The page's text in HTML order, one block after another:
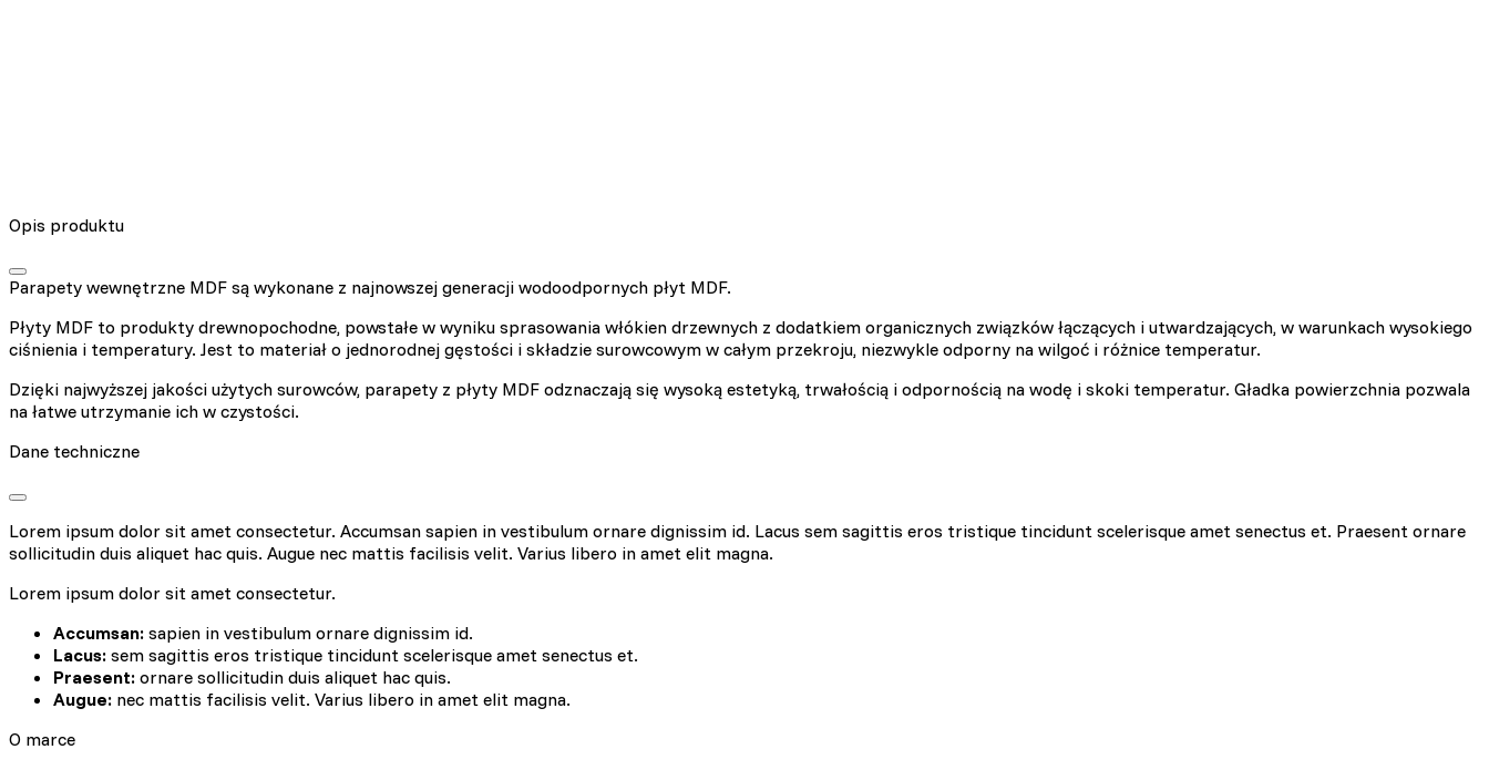
Opis produktu
Parapety wewnętrzne MDF są wykonane z najnowszej generacji wodoodpornych płyt MDF.
Płyty MDF to produkty drewnopochodne, powstałe w wyniku sprasowania włókien drzewnych z dodatkiem organicznych związków łączących i utwardzających, w warunkach wysokiego
ciśnienia i temperatury. Jest to materiał o jednorodnej gęstości i składzie surowcowym w całym przekroju, niezwykle odporny na wilgoć i różnice temperatur.
Dzięki najwyższej jakości użytych surowców, parapety z płyty MDF odznaczają się wysoką estetyką, trwałością i odpornością na wodę i skoki temperatur. Gładka powierzchnia pozwala
na łatwe utrzymanie ich w czystości.
Dane techniczne
Lorem ipsum dolor sit amet consectetur. Accumsan sapien in vestibulum ornare dignissim id. Lacus sem sagittis eros tristique tincidunt scelerisque amet senectus et. Praesent ornare
sollicitudin duis aliquet hac quis. Augue nec mattis facilisis velit. Varius libero in amet elit magna.
Lorem ipsum dolor sit amet consectetur.
Accumsan: sapien in vestibulum ornare dignissim id.
Lacus: sem sagittis eros tristique tincidunt scelerisque amet senectus et.
Praesent: ornare sollicitudin duis aliquet hac quis.
Augue: nec mattis facilisis velit. Varius libero in amet elit magna.
O marce
Niezbędne
Niezbędne pliki cookie mają kluczowe znaczenie dla podstawowych funkcji witryny i witryna nie będzie działać w zamierzony
sposób bez nich. Te pliki cookie nie przechowują żadnych danych umożliwiających identyfikację osoby.
Preferencje